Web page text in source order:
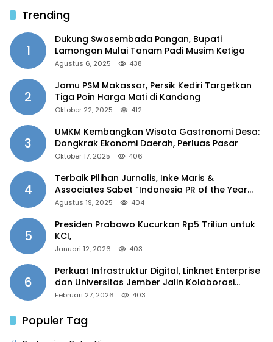
Trending
1
Dukung Swasembada Pangan, Bupati
Lamongan Mulai Tanam Padi Musim Ketiga
Agustus 6, 2025 438
2
Jamu PSM Makassar, Persik Kediri Targetkan
Tiga Poin Harga Mati di Kandang
Oktober 22, 2025 412
3
UMKM Kembangkan Wisata Gastronomi Desa:
Dongkrak Ekonomi Daerah, Perluas Pasar
Oktober 17, 2025 406
4
Terbaik Pilihan Jurnalis, Inke Maris &
Associates Sabet “Indonesia PR of the Year
2025”
Agustus 19, 2025 404
5
Presiden Prabowo Kucurkan Rp5 Triliun untuk
KCI,
Januari 12, 2026 403
6
Perkuat Infrastruktur Digital, Linknet Enterprise
dan Universitas Jember Jalin Kolaborasi
Smart Campus Berbasis AI
Februari 27, 2026 403
Populer Tag